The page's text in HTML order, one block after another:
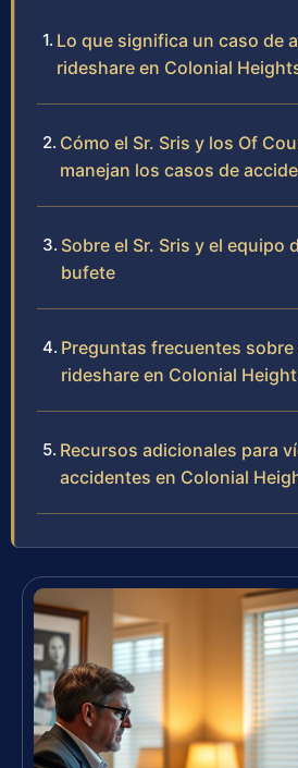
Lo que significa un caso de
rideshare en Colonial
Cómo el Sr. Sris y los Of
manejan los casos de
Sobre el Sr. Sris y el equipo
bufete
Preguntas frecuentes
rideshare en Colonial
Recursos adicionales para
accidentes en Colonial